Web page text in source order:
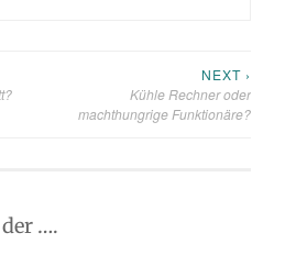
NEXT ›
Kühle Rechner oder
machthungrige Funktionäre?
….